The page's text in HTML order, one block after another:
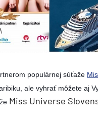
populárnej súťaže
ale vyhrať môžete aj
Miss Universe